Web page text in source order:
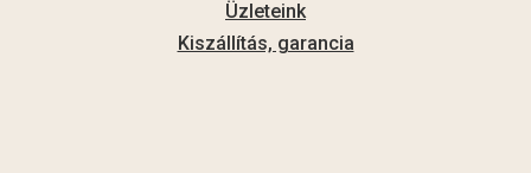
Üzleteink
Kiszállítás, garancia